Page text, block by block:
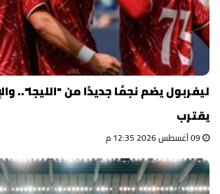
ليفربول يضم نجمًا جديدًا من "الليجا"..
يقترب